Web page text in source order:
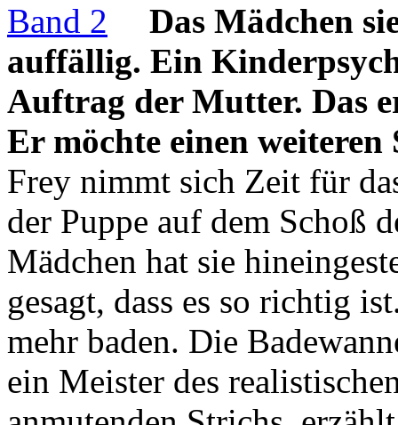
Das Mädchen
auffällig. Ein
Auftrag der Mutter. Das
Er möchte einen weiteren
Frey nimmt sich Zeit für
der Puppe auf dem Schoß
Mädchen hat sie
gesagt, dass es so richtig
mehr baden. Die
ein Meister des